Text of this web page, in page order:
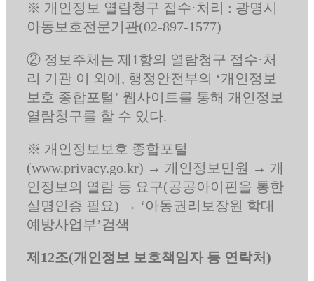
※ 개인정보 열람청구 접수·처리 : 광명시
아동보호전문기관(02-897-1577)
② 정보주체는 제1항의 열람청구 접수·처
리 기관 이 외에, 행정안전부의 ‘개인정보
보호 종합포털’ 웹사이트를 통해 개인정보
열람청구를 할 수 있다.
※ 개인정보보호 종합포털
(www.privacy.go.kr) → 개인정보민원 → 개
인정보의 열람 등 요구(공공아이핀을 통한
실명인증 필요) → ‘아동권리보장원 학대
예방사업부’검색
제12조(개인정보 보호책임자 등 연락처)